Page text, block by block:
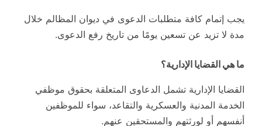
يجب إتمام كافة متطلبات الدعوى في ديوان المظالم خلال
مدة لا تزيد عن تسعين يومًا من تاريخ رفع الدعوى.
ما هي القضايا الإدارية؟
القضايا الإدارية تشمل الدعاوى المتعلقة بحقوق موظفي
الخدمة المدنية والعسكرية والتقاعد، سواء للموظفين
أنفسهم أو لورثتهم والمستحقين عنهم.